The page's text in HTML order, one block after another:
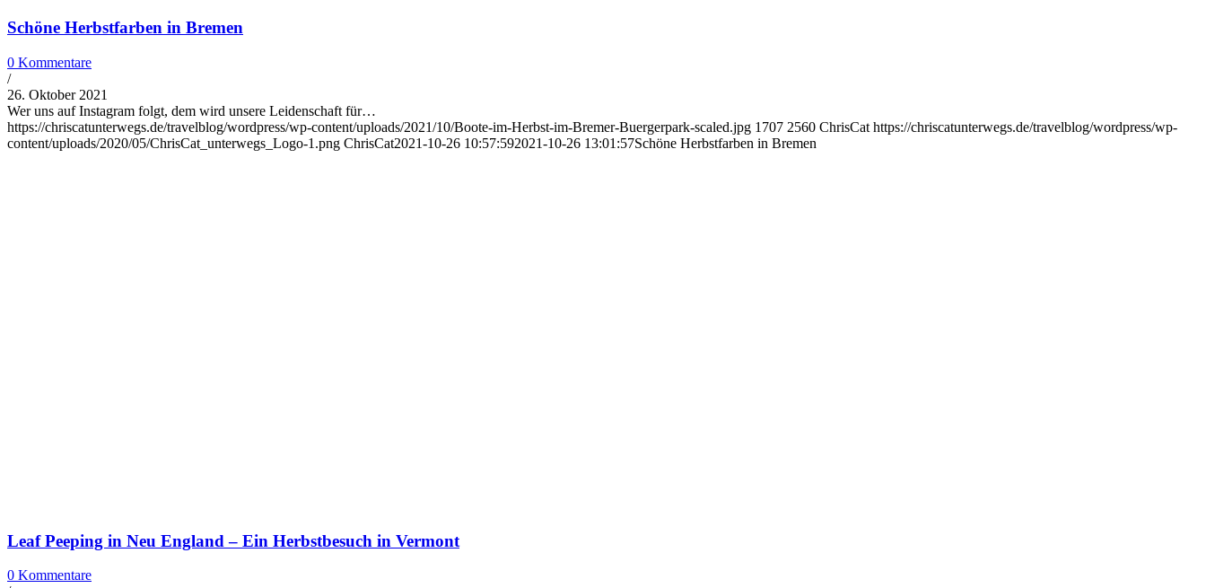
Schöne Herbstfarben in Bremen
0 Kommentare
/
26. Oktober 2021
Wer uns auf Instagram folgt, dem wird unsere Leidenschaft für…
https://chriscatunterwegs.de/travelblog/wordpress/wp-content/uploads/2021/10/Boote-im-Herbst-im-Bremer-Buergerpark-scaled.jpg 1707 2560 ChrisCat https://chriscatunterwegs.de/travelblog/wordpress/wp-
content/uploads/2020/05/ChrisCat_unterwegs_Logo-1.png ChrisCat2021-10-26 10:57:592021-10-26 13:01:57Schöne Herbstfarben in Bremen
Leaf Peeping in Neu England – Ein Herbstbesuch in Vermont
0 Kommentare